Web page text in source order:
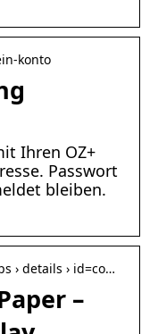
konto
Ihren OZ+
Passwort
bleiben.
› details › id=co…
–